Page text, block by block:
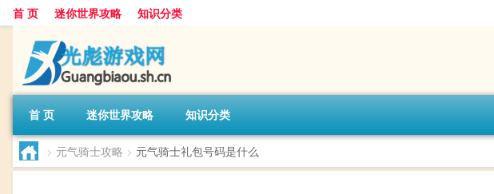
首 页 迷你世界攻略 知识分类
首 页 迷你世界攻略 知识分类
> 元气骑士攻略 > 元气骑士礼包号码是什么